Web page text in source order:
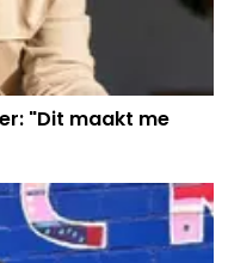
"Dit maakt me